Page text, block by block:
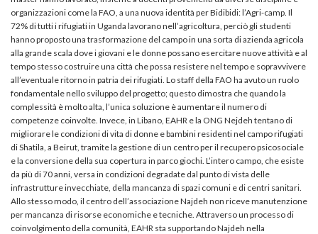
organizzazioni come la FAO, a una nuova identità per Bidibidi: l’Agri-camp. Il
72% di tutti i rifugiati in Uganda lavorano nell’agricoltura, perciò gli studenti
hanno proposto una trasformazione del campo in una sorta di azienda agricola
alla grande scala dove i giovani e le donne possano esercitare nuove attività e al
tempo stesso costruire una città che possa resistere nel tempo e sopravvivere
all’eventuale ritorno in patria dei rifugiati. Lo staff della FAO ha avuto un ruolo
fondamentale nello sviluppo del progetto; questo dimostra che quando la
complessità è molto alta, l’unica soluzione è aumentare il numero di
competenze coinvolte. Invece, in Libano, EAHR e la ONG Nejdeh tentano di
migliorare le condizioni di vita di donne e bambini residenti nel campo rifugiati
di Shatila, a Beirut, tramite la gestione di un centro per il recupero psicosociale
e la conversione della sua copertura in parco giochi. L’intero campo, che esiste
da più di 70 anni, versa in condizioni degradate dal punto di vista delle
infrastrutture invecchiate, della mancanza di spazi comuni e di centri sanitari.
Allo stesso modo, il centro dell’associazione Najdeh non riceve manutenzione
per mancanza di risorse economiche e tecniche. Attraverso un processo di
coinvolgimento della comunità, EAHR sta supportando Najdeh nella